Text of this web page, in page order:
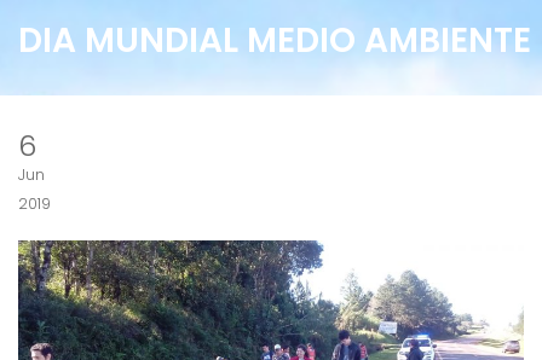
DIA MUNDIAL MEDIO AMBIENTE
6
Jun
2019